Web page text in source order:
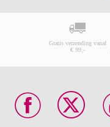
Gratis verzending vanaf
€ 99,-